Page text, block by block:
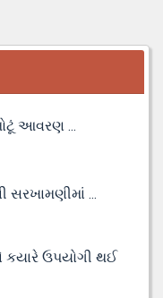
આવરણ ...
સરખામણીમાં ...
ઉપયોગી થઈ